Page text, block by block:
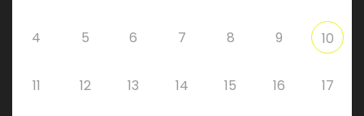
4 5 6 7 8 9 10
11 12 13 14 15 16 17